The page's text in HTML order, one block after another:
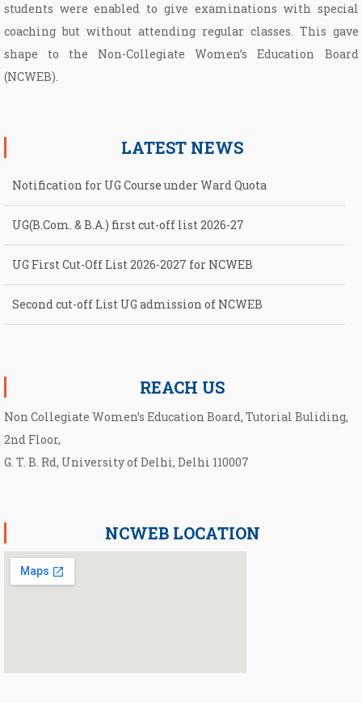
students were enabled to give examinations with special
coaching but without attending regular classes. This gave
shape to the Non­-Collegiate Women’s Education Board
(NCWEB).
LATEST NEWS
Notification for UG Course under Ward Quota
UG(B.Com. & B.A.) first cut-off list 2026-27
UG First Cut-Off List 2026-2027 for NCWEB
Second cut-off List UG admission of NCWEB
REACH US
Non Collegiate Women’s Education Board, Tutorial Buliding,
2nd Floor,
G. T. B. Rd, University of Delhi, Delhi 110007
NCWEB LOCATION